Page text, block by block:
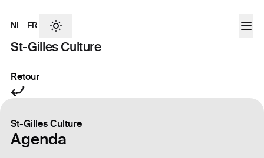
St-Gilles Culture
NL . FR
Retour
St-Gilles Culture
Agenda